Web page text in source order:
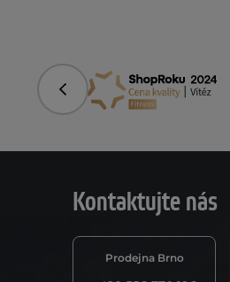
Předchozí
Kontaktujte nás
Prodejna Brno